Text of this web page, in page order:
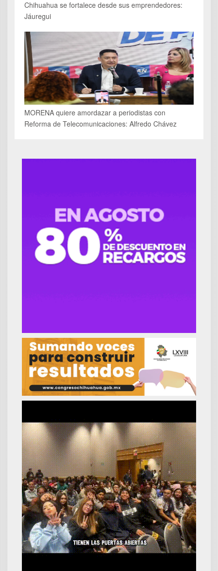
Chihuahua se fortalece desde sus emprendedores:
Jáuregui
MORENA quiere amordazar a periodistas con
Reforma de Telecomunicaciones: Alfredo Chávez